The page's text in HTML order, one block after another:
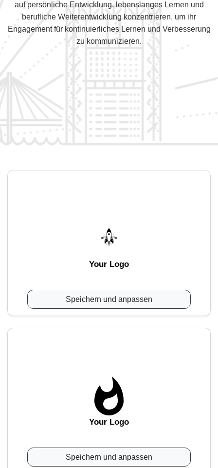
auf persönliche Entwicklung, lebenslanges Lernen und
berufliche Weiterentwicklung konzentrieren, um ihr
Engagement für kontinuierliches Lernen und Verbesserung
zu kommunizieren.
Your Logo
Speichern und anpassen
Your Logo
Speichern und anpassen